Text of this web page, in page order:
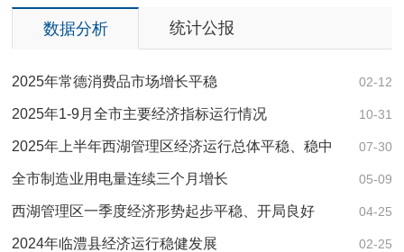
数据分析 统计公报
02-12
2025年常德消费品市场增长平稳
10-31
2025年1-9月全市主要经济指标运行情况
07-30
2025年上半年西湖管理区经济运行总体平稳、稳中
有进 05-09
全市制造业用电量连续三个月增长
04-25
西湖管理区一季度经济形势起步平稳、开局良好
02-25
2024年临澧县经济运行稳健发展